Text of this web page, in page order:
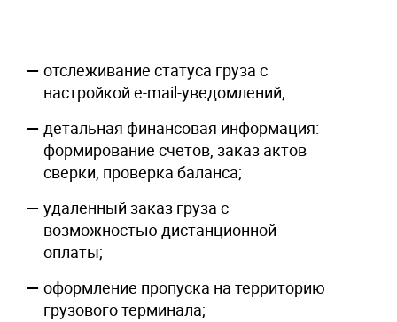
отслеживание статуса груза с
настройкой e-mail-уведомлений;
детальная финансовая информация:
формирование счетов, заказ актов
сверки, проверка баланса;
удаленный заказ груза с
возможностью дистанционной
оплаты;
оформление пропуска на территорию
грузового терминала;